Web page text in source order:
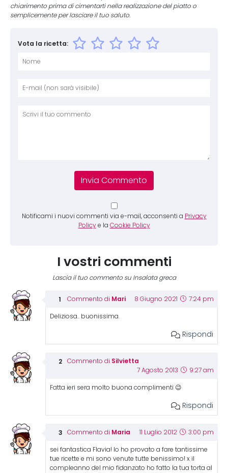
chiarimento prima di cimentarti nella realizzazione del piatto o
semplicemente per lasciare il tuo saluto.
Vota la ricetta:
Notificami i nuovi commenti via e-mail, acconsenti a Privacy
Policy e la Cookie Policy
I vostri commenti
Lascia il tuo commento su Insalata greca
Commento di Mari 8 Giugno 2021 7:24 pm
Deliziosa.. buonissima.
Rispondi
Commento di Silvietta
7 Agosto 2013 9:27 am
Fatta ieri sera molto buona complimenti 😉
Rispondi
Commento di Maria 11 Luglio 2012 3:00 pm
sei fantastica Flavia! Io ho provato a fare tantissime
tue ricette e mi sono venute tutte benissimo! x il
compleanno del mio fidanzato ho fatto la tua torta al